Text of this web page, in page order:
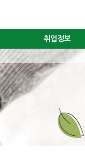
취업정보